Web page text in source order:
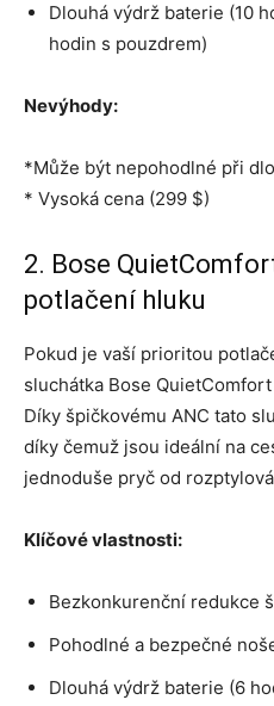
Dlouhá výdrž baterie (10
hodin s pouzdrem)
Nevýhody:
*Může být nepohodlné při
* Vysoká cena (299 $)
2. Bose
potlačení hluku
Pokud je vaší prioritou
sluchátka Bose
Díky špičkovému ANC tato
díky čemuž jsou ideální na
jednoduše pryč od
Klíčové vlastnosti:
Bezkonkurenční redukce
Pohodlné a bezpečné
Dlouhá výdrž baterie (6